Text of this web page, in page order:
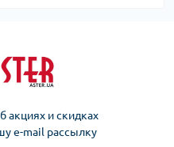
акциях и скидках
e-mail рассылку